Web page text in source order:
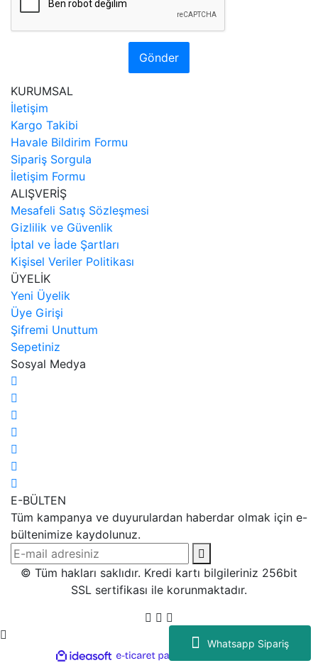
Whatsapp Sipariş
Gönder
KURUMSAL
İletişim
Kargo Takibi
Havale Bildirim Formu
Sipariş Sorgula
İletişim Formu
ALIŞVERİŞ
Mesafeli Satış Sözleşmesi
Gizlilik ve Güvenlik
İptal ve İade Şartları
Kişisel Veriler Politikası
ÜYELİK
Yeni Üyelik
Üye Girişi
Şifremi Unuttum
Sepetiniz
Sosyal Medya
E-BÜLTEN
Tüm kampanya ve duyurulardan haberdar olmak için e-
bültenimize kaydolunuz.
© Tüm hakları saklıdır. Kredi kartı bilgileriniz 256bit
SSL sertifikası ile korunmaktadır.
ideasoft